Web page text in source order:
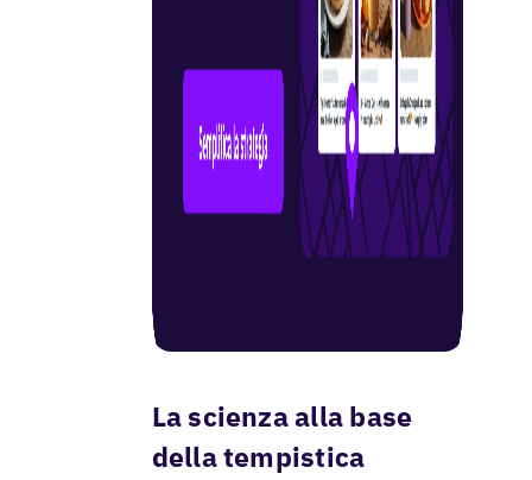
La scienza alla base
della tempistica